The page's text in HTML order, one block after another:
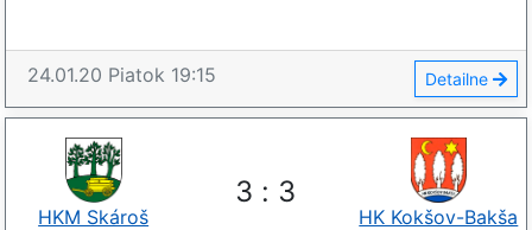
24.01.20 Piatok 19:15 Detailne
3 : 3
HKM Skároš HK Kokšov-Bakša